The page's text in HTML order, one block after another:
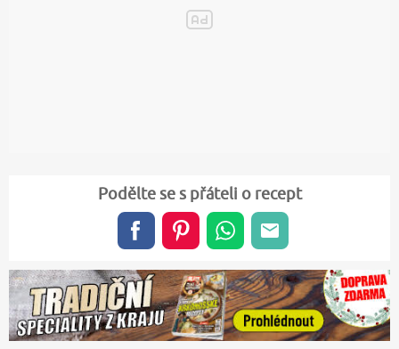
Podělte se s přáteli o recept